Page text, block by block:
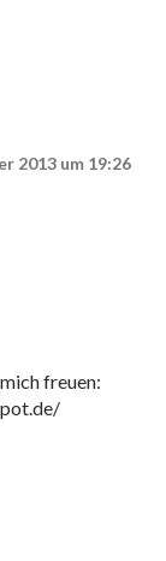
2013 um 19:26
freuen: